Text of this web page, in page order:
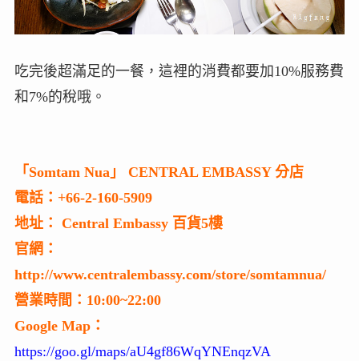
吃完後超滿足的一餐，這裡的消費都要加10%服務費
和7%的稅哦。
「Somtam Nua」 CENTRAL EMBASSY 分店
電話：+66-2-160-5909
地址： Central Embassy 百貨5樓
官網：
http://www.centralembassy.com/store/somtamnua/
營業時間：10:00~22:00
Google Map：
https://goo.gl/maps/aU4gf86WqYNEnqzVA